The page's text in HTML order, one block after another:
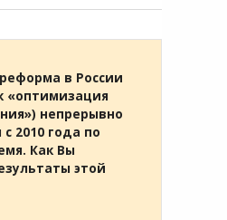
в России
«оптимизация
непрерывно
2010 года по
Как Вы
этой